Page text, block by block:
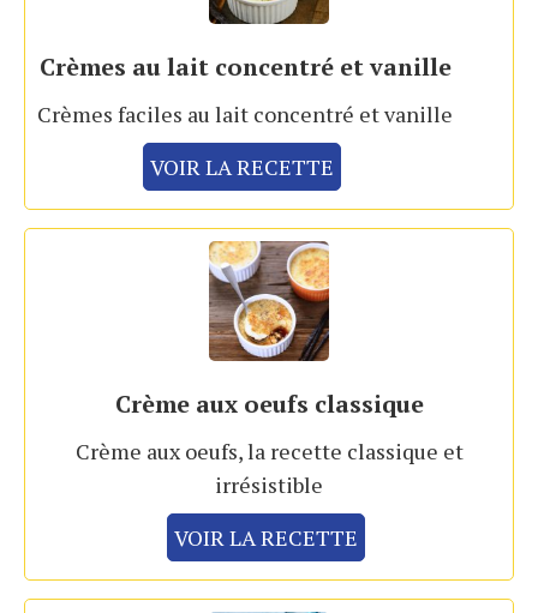
Crèmes au lait concentré et vanille
Crèmes faciles au lait concentré et vanille
VOIR LA RECETTE
Crème aux oeufs classique
Crème aux oeufs, la recette classique et
irrésistible
VOIR LA RECETTE